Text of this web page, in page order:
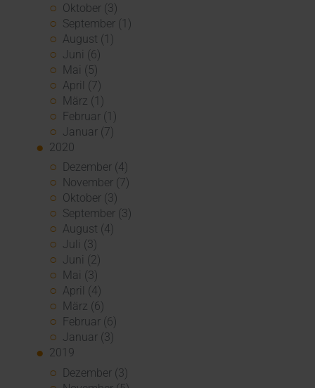
Oktober (3)
September (1)
August (1)
Juni (6)
Mai (5)
April (7)
März (1)
Februar (1)
Januar (7)
2020
Dezember (4)
November (7)
Oktober (3)
September (3)
August (4)
Juli (3)
Juni (2)
Mai (3)
April (4)
März (6)
Februar (6)
Januar (3)
2019
Dezember (3)